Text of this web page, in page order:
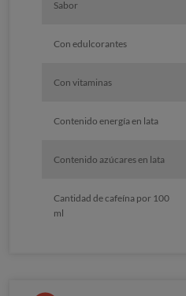
Sabor
Con edulcorantes
Con vitaminas
Contenido energía en lata
Contenido azúcares en lata
Cantidad de cafeína por 100
ml